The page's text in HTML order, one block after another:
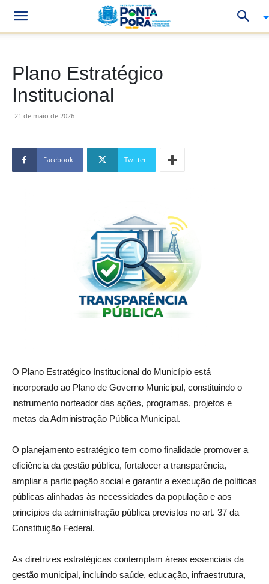
Plano Estratégico
Institucional
21 de maio de 2026
Facebook Twitter
O Plano Estratégico Institucional do Município está
incorporado ao Plano de Governo Municipal, constituindo o
instrumento norteador das ações, programas, projetos e
metas da Administração Pública Municipal.
O planejamento estratégico tem como finalidade promover a
eficiência da gestão pública, fortalecer a transparência,
ampliar a participação social e garantir a execução de políticas
públicas alinhadas às necessidades da população e aos
princípios da administração pública previstos no art. 37 da
Constituição Federal.
As diretrizes estratégicas contemplam áreas essenciais da
gestão municipal, incluindo saúde, educação, infraestrutura,